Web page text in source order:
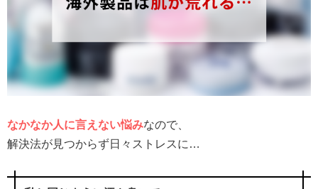
なかなか人に言えない悩みなので、
解決法が見つからず日々ストレスに…